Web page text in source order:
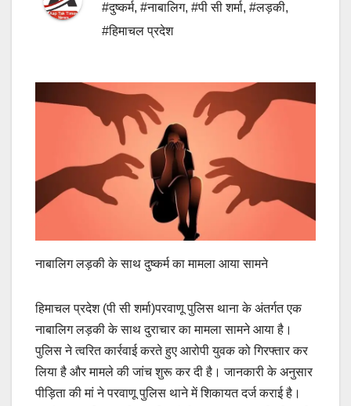
#दुष्कर्म, #नाबालिग, #पी सी शर्मा, #लड़की,
#हिमाचल प्रदेश
नाबालिग लड़की के साथ दुष्कर्म का मामला आया सामने
हिमाचल प्रदेश (पी सी शर्मा)परवाणू पुलिस थाना के अंतर्गत एक
नाबालिग लड़की के साथ दुराचार का मामला सामने आया है।
पुलिस ने त्वरित कार्रवाई करते हुए आरोपी युवक को गिरफ्तार कर
लिया है और मामले की जांच शुरू कर दी है। जानकारी के अनुसार
पीड़िता की मां ने परवाणू पुलिस थाने में शिकायत दर्ज कराई है।